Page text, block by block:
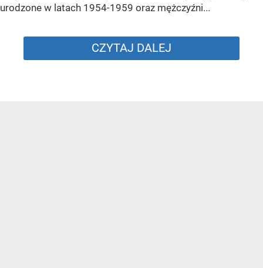
urodzone w latach 1954-1959 oraz mężczyźni...
CZYTAJ DALEJ